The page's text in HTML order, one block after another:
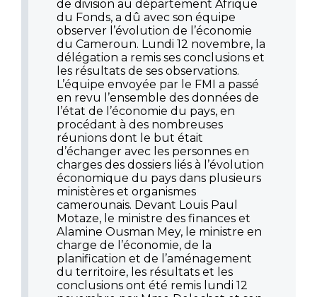
de division au département Afrique
du Fonds, a dû avec son équipe
observer l’évolution de l’économie
du Cameroun. Lundi 12 novembre, la
délégation a remis ses conclusions et
les résultats de ses observations.
L’équipe envoyée par le FMI a passé
en revu l’ensemble des données de
l’état de l’économie du pays, en
procédant à des nombreuses
réunions dont le but était
d’échanger avec les personnes en
charges des dossiers liés à l’évolution
économique du pays dans plusieurs
ministères et organismes
camerounais. Devant Louis Paul
Motaze, le ministre des finances et
Alamine Ousman Mey, le ministre en
charge de l’économie, de la
planification et de l’aménagement
du territoire, les résultats et les
conclusions ont été remis lundi 12